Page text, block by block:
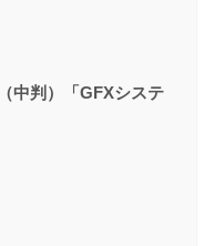
中判）「GFXシステ